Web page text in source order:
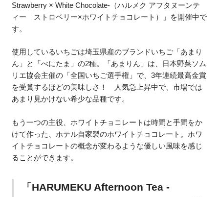
Strawberry × White Chocolate-（ハルメク アフタヌーンテ
ィー ストロベリー×ホワイトチョコレート）」を開催中で
す。
使用しているいちごは埼玉県産のブランドいちご「あまり
ん」と「べにたま」の2種。「あまりん」は、日本野菜ソム
リエ協会主催の「全国いちご選手権」で、3年連続最高金賞
を受賞するほどの美味しさ！ 人気急上昇中で、市場では
あまり見かけない希少な品種です。
もう一つの主役、ホワイトチョコレートは時間と手間をか
けて作った、ホテル自家製のホワイトチョコレート。ホワ
イトチョコレートの概念が変わるような優しい風味を感じ
ることができます。
「HARUMEKU Afternoon Tea -